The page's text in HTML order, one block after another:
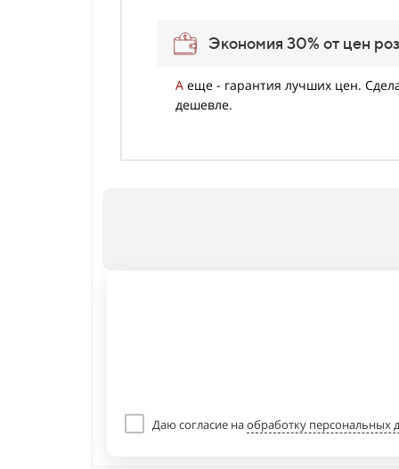
Экономия 30% от цен
А еще - гарантия лучших цен.
дешевле.
Даю согласие наобработку персональных